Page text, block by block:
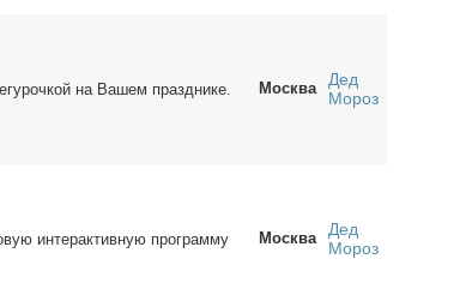
на Ва­шем празд­ни­ке.
Москва
Дед
Мороз
ин­тер­ак­тив­ную про­грам­му
Москва
Дед
Мороз